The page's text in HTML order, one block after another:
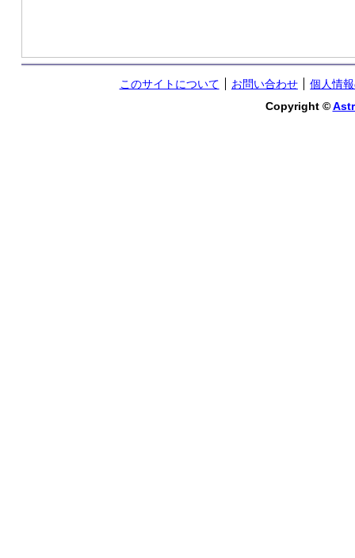
このサイトについて お問い合わせ
個人情
Copyright ©